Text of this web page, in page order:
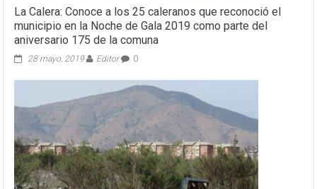
La Calera: Conoce a los 25 caleranos que reconoció el
municipio en la Noche de Gala 2019 como parte del
aniversario 175 de la comuna
28 mayo, 2019 Editor 0